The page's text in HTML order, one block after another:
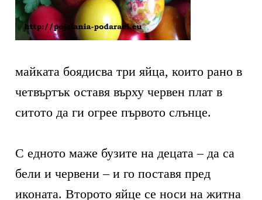
майката боядисва три яйца, които рано в
четвъртък оставя върху червен плат в
ситото да ги огрее първото слънце.
С едното маже бузите на децата – да са
бели и червени – и го поставя пред
иконата. Второто яйце се носи на житна